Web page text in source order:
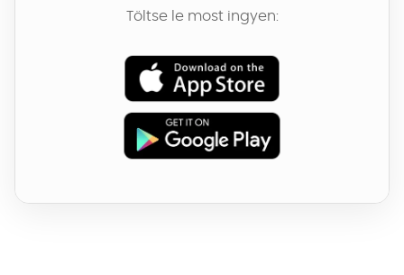
Töltse le most ingyen: